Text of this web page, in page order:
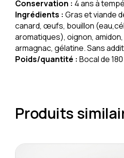
Conservation : 4 ans à
Ingrédients : Gras et viande
canard, œufs, bouillon
aromatiques), oignon,
armagnac, gélatine. Sans
Poids/quantité :Bocal de
Produits